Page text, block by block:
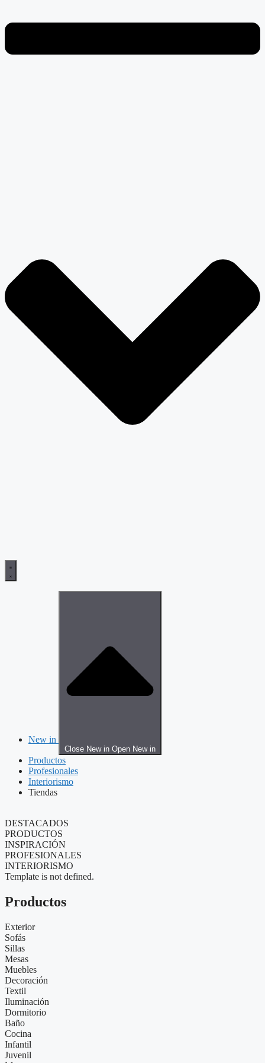
New in
Close New in Open New in
Productos
Profesionales
Interiorismo
Tiendas
DESTACADOS
PRODUCTOS
INSPIRACIÓN
PROFESIONALES
INTERIORISMO
Template is not defined.
Productos
Exterior
Sofás
Sillas
Mesas
Muebles
Decoración
Textil
Iluminación
Dormitorio
Baño
Cocina
Infantil
Juvenil